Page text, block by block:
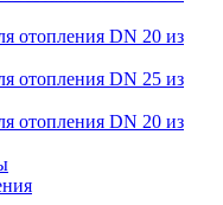
отопления DN 20 из
отопления DN 25 из
отопления DN 20 из